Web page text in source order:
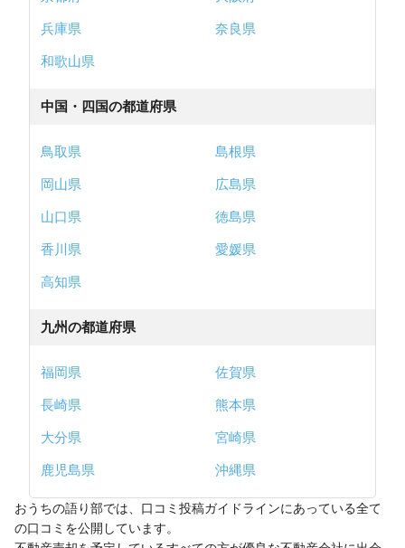
兵庫県
奈良県
和歌山県
中国・四国の都道府県
鳥取県
島根県
岡山県
広島県
山口県
徳島県
香川県
愛媛県
高知県
九州の都道府県
福岡県
佐賀県
長崎県
熊本県
大分県
宮崎県
鹿児島県
沖縄県
おうちの語り部では、口コミ投稿ガイドラインにあっている全て
の口コミを公開しています。